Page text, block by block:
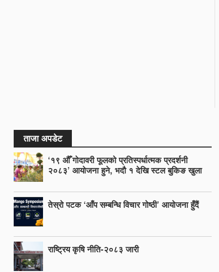
ताजा अपडेट
‘१९ औँ गोदावरी फूलको प्रतिस्पर्धात्मक प्रदर्शनी
२०८३’ आयोजना हुने, भदौ १ देखि स्टल बुकिङ खुला
तेस्रो पटक ‘आँप सम्बन्धि विचार गोष्ठी’ आयोजना हुँदैं
राष्ट्रिय कृषि नीति-२०८३ जारी